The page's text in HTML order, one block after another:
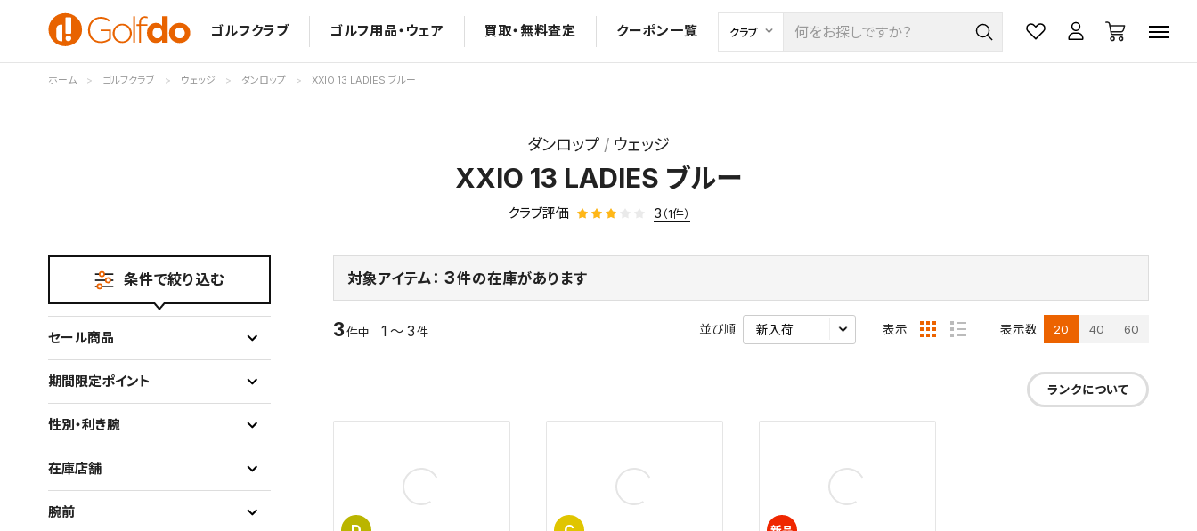
ゴルフクラブ ゴルフ用品・ウェア 買取・無料査定 クーポン一覧
ホーム ゴルフクラブ ウェッジ ダンロップ XXIO 13 LADIES ブルー
ダンロップ ウェッジ
XXIO 13 LADIES ブルー
クラブ評価 3 （1件）
対象アイテム： 3件の在庫があります
3 件中 1 ～ 3 件 並び順 表示 表示数 20 40 60
ランクについて
条件で絞り込む
セール商品
期間限定ポイント
性別・利き腕
在庫店舗
腕前